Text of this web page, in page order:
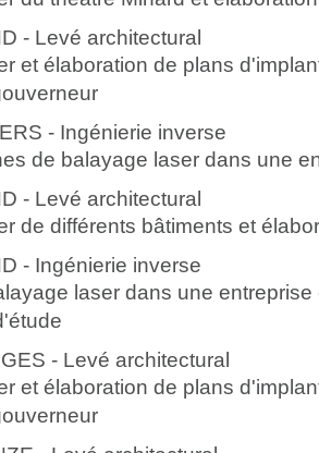
- Levé architectural
et élaboration de plans
- Ingénierie inverse
de balayage laser dans une
- Levé architectural
de différents bâtiments et
- Ingénierie inverse
laser dans une
- Levé architectural
et élaboration de plans